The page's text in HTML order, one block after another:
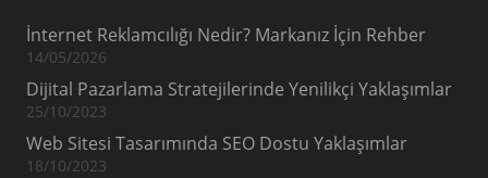
İnternet Reklamcılığı Nedir? Markanız İçin Rehber
14/05/2026
Dijital Pazarlama Stratejilerinde Yenilikçi Yaklaşımlar
25/10/2023
Web Sitesi Tasarımında SEO Dostu Yaklaşımlar
18/10/2023